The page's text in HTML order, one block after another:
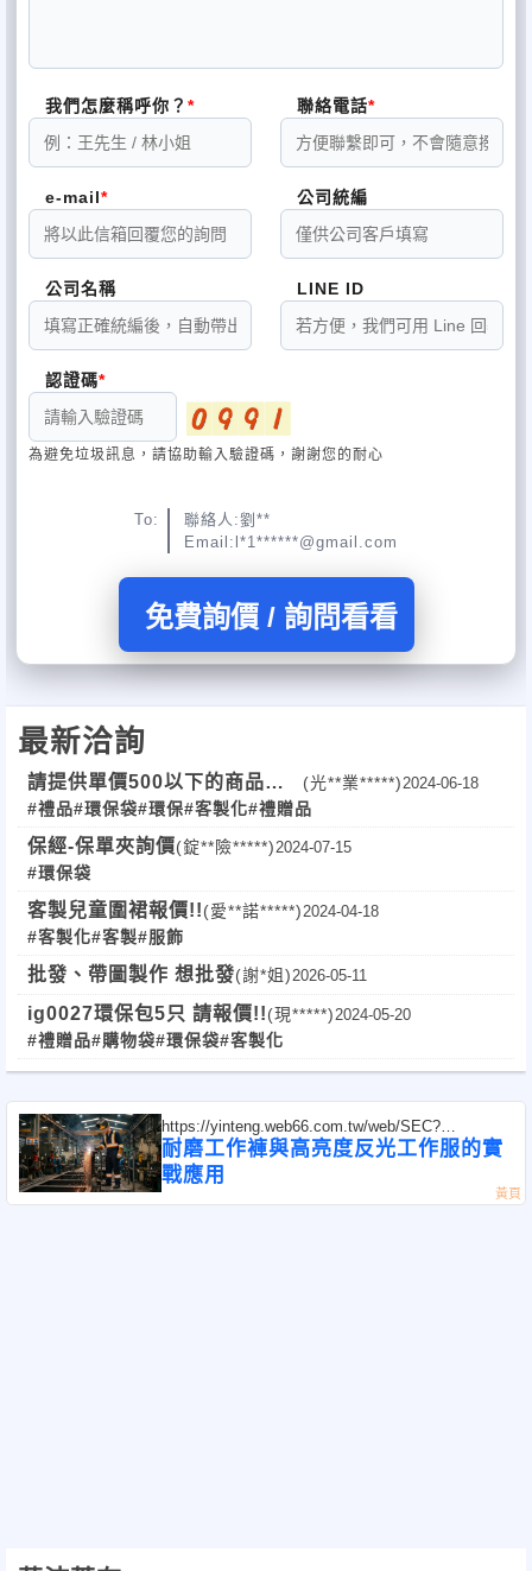
我們怎麼稱呼你？ 聯絡電話
e-mail 公司統編
公司名稱 LINE ID
認證碼
為避免垃圾訊息，請協助輸入驗證碼，謝謝您的耐心
To:
聯絡人:劉**
Email:l*1******@gmail.com
免費詢價 / 詢問看看
最新洽詢
請提供單價500以下的商品報
價單
(光**業*****) 2024-06-18
#禮品#環保袋#環保#客製化#禮贈品
保經-保單夾詢價(錠**險*****) 2024-07-15
#環保袋
客製兒童圍裙報價!!(愛**諾*****) 2024-04-18
#客製化#客製#服飾
批發、帶圖製作 想批發(謝*姐) 2026-05-11
ig0027環保包5只 請報價!!(現*****) 2024-05-20
#禮贈品#購物袋#環保袋#客製化
https://yinteng.web66.com.tw/web/SEC?
postId=1356167
耐磨工作褲與高亮度反光工作服的實
戰應用